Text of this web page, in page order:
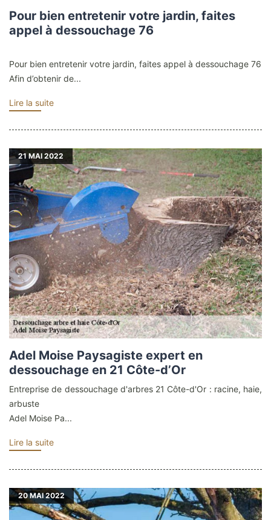
Pour bien entretenir votre jardin, faites
appel à dessouchage 76
Pour bien entretenir votre jardin, faites appel à dessouchage 76
Afin d’obtenir de...
Lire la suite
21MAI 2022
Adel Moise Paysagiste expert en
dessouchage en 21 Côte-d’Or
Entreprise de dessouchage d'arbres 21 Côte-d'Or : racine, haie,
arbuste
Adel Moise Pa...
Lire la suite
20MAI 2022